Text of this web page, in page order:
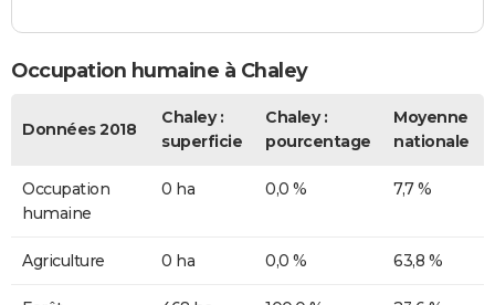
Occupation humaine à Chaley
Données 2018
Chaley :
superficie
Chaley :
pourcentage
Moyenne
nationale
Occupation
humaine
0 ha 0,0 % 7,7 %
Agriculture 0 ha 0,0 % 63,8 %